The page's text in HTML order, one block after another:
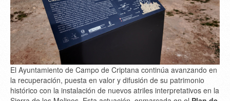
El Ayuntamiento de Campo de Criptana continúa avanzando en
la recuperación, puesta en valor y difusión de su patrimonio
histórico con la instalación de nuevos atriles interpretativos en la